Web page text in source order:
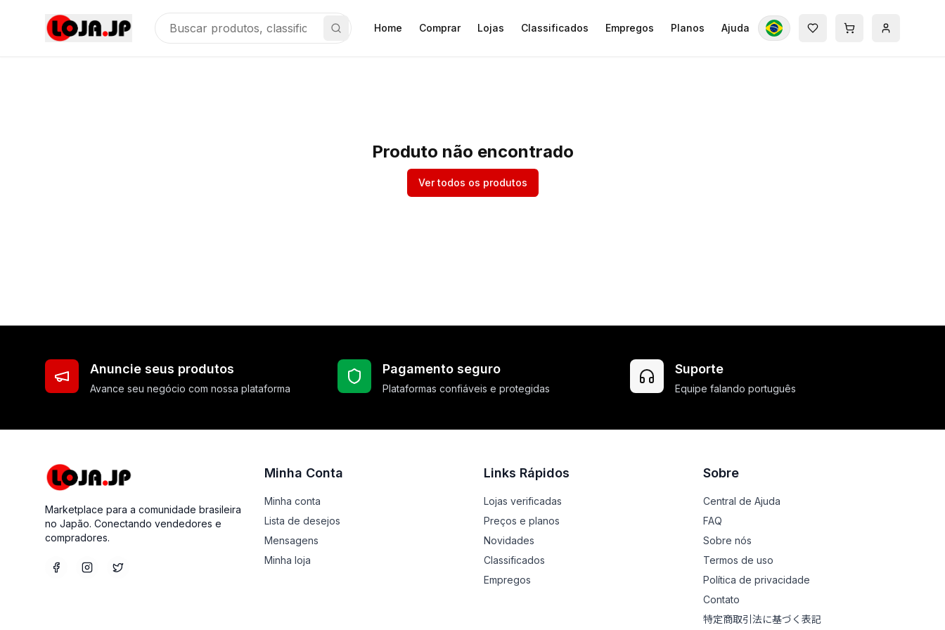
Home Comprar Lojas Classificados Empregos Planos Ajuda
Produto não encontrado
Ver todos os produtos
Anuncie seus produtos
Avance seu negócio com nossa plataforma
Pagamento seguro
Plataformas confiáveis e protegidas
Suporte
Equipe falando português
Marketplace para a comunidade brasileira
no Japão. Conectando vendedores e
compradores.
Minha Conta
Minha conta
Lista de desejos
Mensagens
Minha loja
Links Rápidos
Lojas verificadas
Preços e planos
Novidades
Classificados
Empregos
Sobre
Central de Ajuda
FAQ
Sobre nós
Termos de uso
Política de privacidade
Contato
特定商取引法に基づく表記